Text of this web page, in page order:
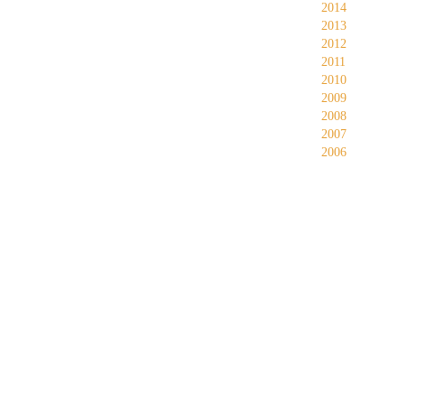
2014
2013
2012
2011
2010
2009
2008
2007
2006